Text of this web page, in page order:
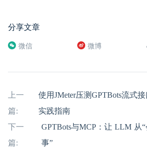
分享文章
微信 微博
上一
篇:
使用JMeter压测GPTBots流式
实践指南
下一
篇:
GPTBots与MCP：让 LLM 从
事”